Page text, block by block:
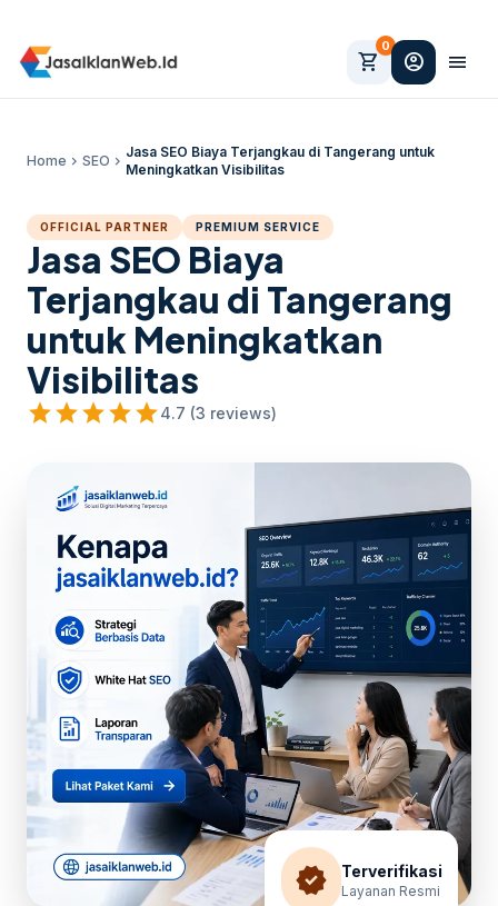
shopping_cart
0
account_circle menu
Home chevron_right SEO chevron_right
Jasa SEO Biaya Terjangkau di Tangerang untuk
Meningkatkan Visibilitas
OFFICIAL PARTNER PREMIUM SERVICE
Jasa SEO Biaya
Terjangkau di Tangerang
untuk Meningkatkan
Visibilitas
starstarstarstarstar4.7 (3 reviews)
verified Terverifikasi
Layanan Resmi